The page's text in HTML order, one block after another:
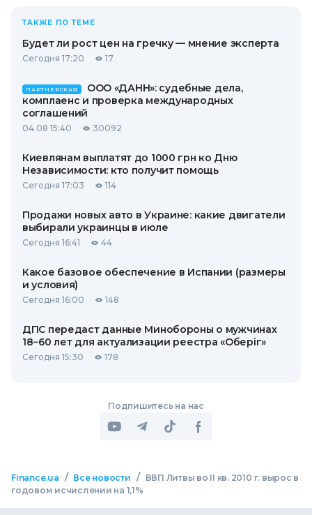
ТАКЖЕ ПО ТЕМЕ
Будет ли рост цен на гречку — мнение эксперта
Сегодня 17:20 17
ПАРТНЕРСКАЯ
ООО «ДАНН»: судебные дела,
комплаенс и проверка международных
соглашений
04.08 15:40 30092
Киевлянам выплатят до 1000 грн ко Дню
Независимости: кто получит помощь
Сегодня 17:03 114
Продажи новых авто в Украине: какие двигатели
выбирали украинцы в июле
Сегодня 16:41 44
Какое базовое обеспечение в Испании (размеры
и условия)
Сегодня 16:00 148
ДПС передаст данные Минобороны о мужчинах
18−60 лет для актуализации реестра «Оберіг»
Сегодня 15:30 178
Подпишитесь на нас
Finance.ua / Все новости /
ВВП Литвы во II кв. 2010 г. вырос в
годовом исчислении на 1,1%